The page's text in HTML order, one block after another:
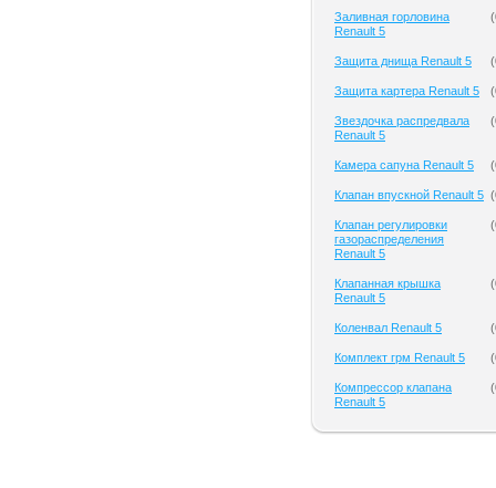
Заливная горловина
Renault 5
(
Защита днища Renault 5 (
Защита картера Renault 5 (
Звездочка распредвала
Renault 5
(
Камера сапуна Renault 5 (
Клапан впускной Renault 5 (
Клапан регулировки
газораспределения
Renault 5
(
Клапанная крышка
Renault 5
(
Коленвал Renault 5 (
Комплект грм Renault 5 (
Компрессор клапана
Renault 5
(